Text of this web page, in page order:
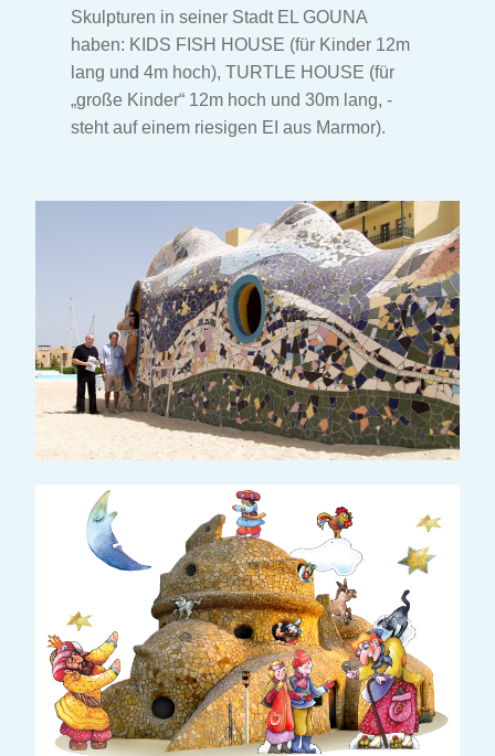
Skulpturen in seiner Stadt EL GOUNA
haben: KIDS FISH HOUSE (für Kinder 12m
lang und 4m hoch), TURTLE HOUSE (für
„große Kinder“ 12m hoch und 30m lang, -
steht auf einem riesigen EI aus Marmor).